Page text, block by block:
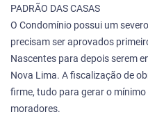
PADRÃO DAS CASAS
O Condomínio possui um
precisam ser aprovados
Nascentes para depois serem
Nova Lima. A fiscalização de
firme, tudo para gerar o
moradores.